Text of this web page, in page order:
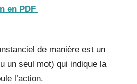
en PDF
de manière est un
un seul mot) qui indique la
l’action.